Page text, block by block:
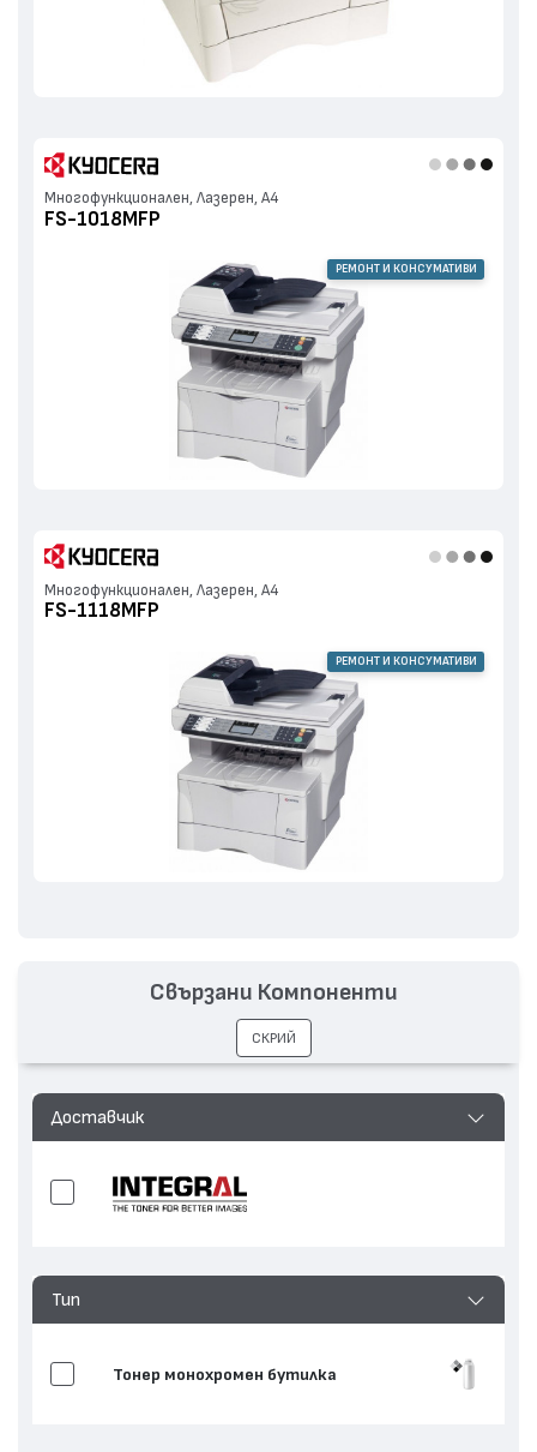
Многофункционален, Лазерен, А4
FS-1018MFP
РЕМОНТ И КОНСУМАТИВИ
Многофункционален, Лазерен, А4
FS-1118MFP
РЕМОНТ И КОНСУМАТИВИ
Доставчик
Тип
Тонер монохромен бутилка
Свързани Компоненти
СКРИЙ